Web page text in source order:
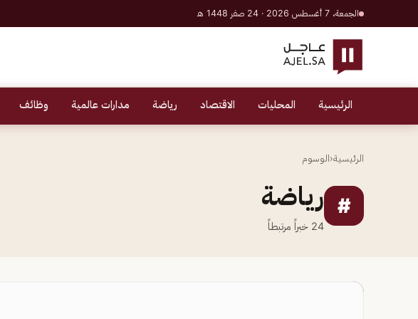
الجمعة، 7 أغسطس 2026 · 24 صفر 1448 هـ
الرئيسية المحليات الاقتصاد رياضة مدارات عالمية وظائف
الرئيسية‹الوسوم
# رياضة
24 خبراً مرتبطاً